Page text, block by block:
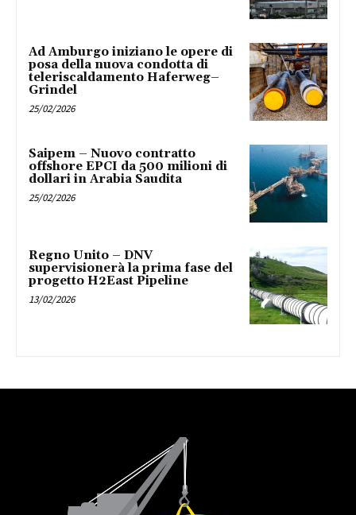
Ad Amburgo iniziano le opere di
posa della nuova condotta di
teleriscaldamento Haferweg–
Grindel
25/02/2026
Saipem – Nuovo contratto
offshore EPCI da 500 milioni di
dollari in Arabia Saudita
25/02/2026
Regno Unito – DNV
supervisionerà la prima fase del
progetto H2East Pipeline
13/02/2026